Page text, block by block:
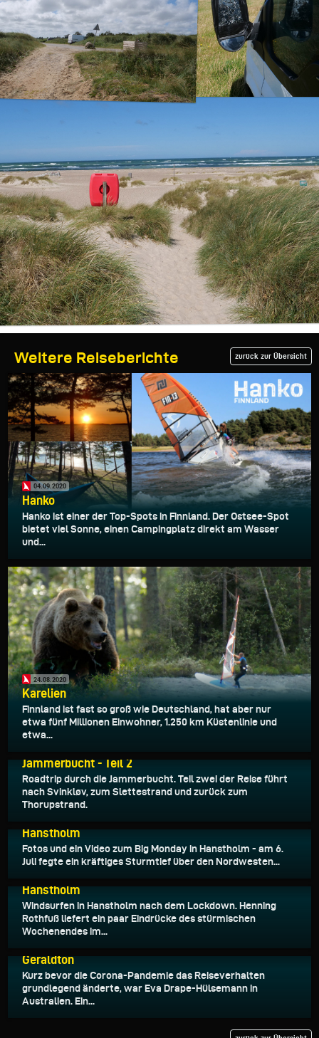
Weitere Reiseberichte zurück zur Übersicht
04.09.2020
Hanko
Hanko ist einer der Top-Spots in Finnland. Der Ostsee-Spot
bietet viel Sonne, einen Campingplatz direkt am Wasser
und...
24.08.2020
Karelien
Finnland ist fast so groß wie Deutschland, hat aber nur
etwa fünf Millionen Einwohner, 1.250 km Küstenlinie und
etwa...
Jammerbucht - Teil 2
Roadtrip durch die Jammerbucht. Teil zwei der Reise führt
nach Svinkløv, zum Slettestrand und zurück zum
Thorupstrand.
Hanstholm
Fotos und ein Video zum Big Monday in Hanstholm - am 6.
Juli fegte ein kräftiges Sturmtief über den Nordwesten...
Hanstholm
Windsurfen in Hanstholm nach dem Lockdown. Henning
Rothfuß liefert ein paar Eindrücke des stürmischen
Wochenendes im...
Geraldton
Kurz bevor die Corona-Pandemie das Reiseverhalten
grundlegend änderte, war Eva Drape-Hülsemann in
Australien. Ein...